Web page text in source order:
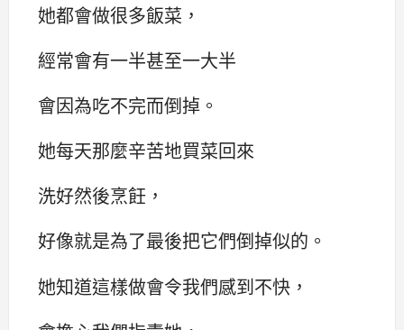
她都會做很多飯菜，
經常會有一半甚至一大半
會因為吃不完而倒掉。
她每天那麼辛苦地買菜回來
洗好然後烹飪，
好像就是為了最後把它們倒掉似的。
她知道這樣做會令我們感到不快，